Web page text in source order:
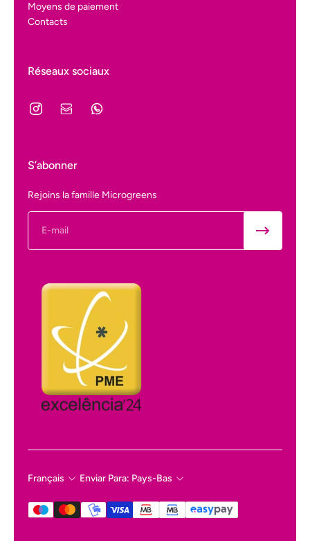
Moyens de paiement
Contacts
Réseaux sociaux
S’abonner
Rejoins la famille Microgreens
Français Enviar Para: Pays-Bas